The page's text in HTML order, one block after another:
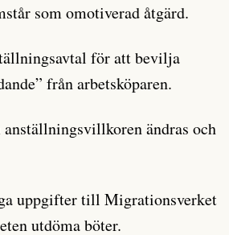
som omotiverad åtgärd.
för att bevilja
från arbetsköparen.
ändras och
uppgifter till Migrationsverket
utdöma böter.